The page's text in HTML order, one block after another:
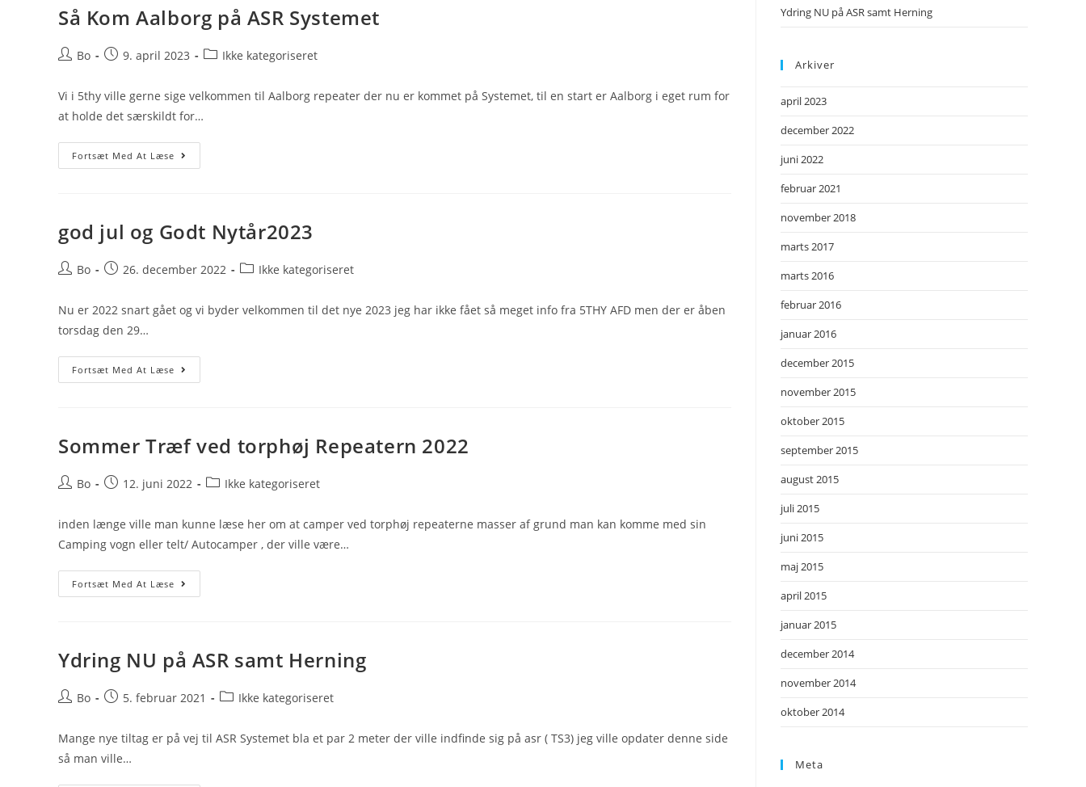
Så Kom Aalborg på ASR Systemet
PostBo
Post9. april 2023
PostIkke kategoriseret
Vi i 5thy ville gerne sige velkommen til Aalborg repeater der nu er kommet på Systemet, til en start er Aalborg i eget rum for
at holde det særskildt for…
Fortsæt Med At Læse Så
Kom
god jul og Godt Nytår2023
PostBo
Post26. december 2022
PostIkke kategoriseret
Nu er 2022 snart gået og vi byder velkommen til det nye 2023 jeg har ikke fået så meget info fra 5THY AFD men der er åben
torsdag den 29…
Fortsæt Med At Læse God
Jul
Sommer Træf ved torphøj Repeatern 2022
PostBo
Post12. juni 2022
PostIkke kategoriseret
inden længe ville man kunne læse her om at camper ved torphøj repeaterne masser af grund man kan komme med sin
Camping vogn eller telt/ Autocamper , der ville være…
Fortsæt Med At Læse Sommer
Træf
Ydring NU på ASR samt Herning
PostBo
Post5. februar 2021
PostIkke kategoriseret
Mange nye tiltag er på vej til ASR Systemet bla et par 2 meter der ville indfinde sig på asr ( TS3) jeg ville opdater denne side
så man ville…
Ydring NU på ASR samt Herning
Arkiver
april 2023
december 2022
juni 2022
februar 2021
november 2018
marts 2017
marts 2016
februar 2016
januar 2016
december 2015
november 2015
oktober 2015
september 2015
august 2015
juli 2015
juni 2015
maj 2015
april 2015
januar 2015
december 2014
november 2014
oktober 2014
Meta